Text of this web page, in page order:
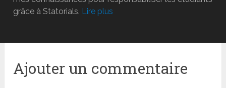
grâce à Statorials. Lire plus
Ajouter un commentaire